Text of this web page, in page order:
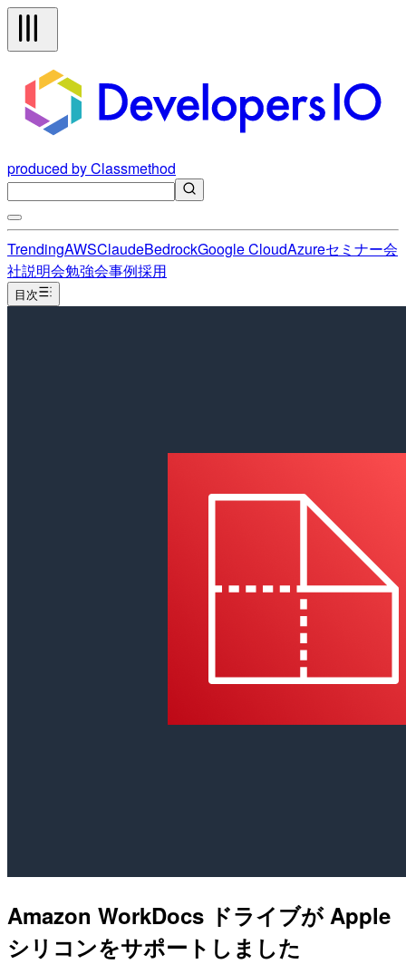
produced by Classmethod
TrendingAWSClaudeBedrockGoogle CloudAzureセミナー会
社説明会勉強会事例採用
目次
Amazon WorkDocs ドライブが Apple
シリコンをサポートしました